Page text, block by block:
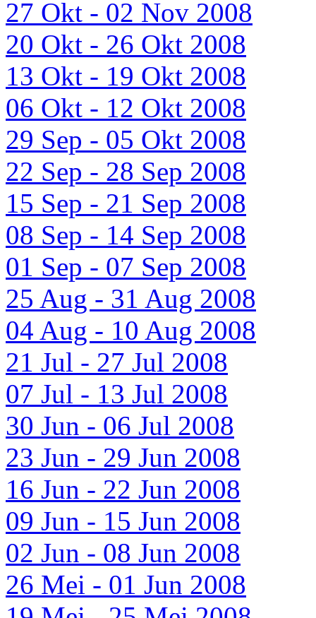
27 Okt - 02 Nov 2008
20 Okt - 26 Okt 2008
13 Okt - 19 Okt 2008
06 Okt - 12 Okt 2008
29 Sep - 05 Okt 2008
22 Sep - 28 Sep 2008
15 Sep - 21 Sep 2008
08 Sep - 14 Sep 2008
01 Sep - 07 Sep 2008
25 Aug - 31 Aug 2008
04 Aug - 10 Aug 2008
21 Jul - 27 Jul 2008
07 Jul - 13 Jul 2008
30 Jun - 06 Jul 2008
23 Jun - 29 Jun 2008
16 Jun - 22 Jun 2008
09 Jun - 15 Jun 2008
02 Jun - 08 Jun 2008
26 Mei - 01 Jun 2008